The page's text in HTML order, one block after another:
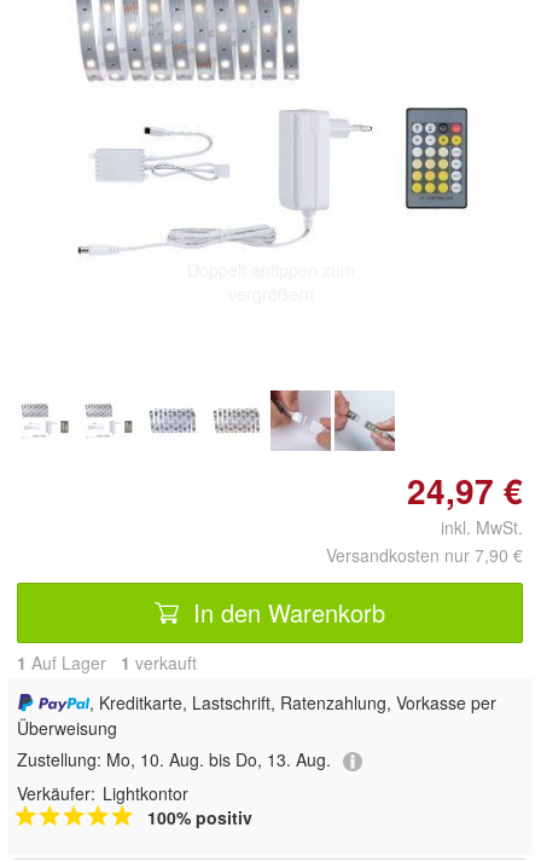
24,97 €
inkl. MwSt.
Versandkosten nur 7,90 €
In den Warenkorb
1 Auf Lager 1 verkauft
, Kreditkarte, Lastschrift, Ratenzahlung, Vorkasse per
Überweisung
Zustellung: Mo, 10. Aug. bis Do, 13. Aug.
Verkäufer: Lightkontor
100% positiv